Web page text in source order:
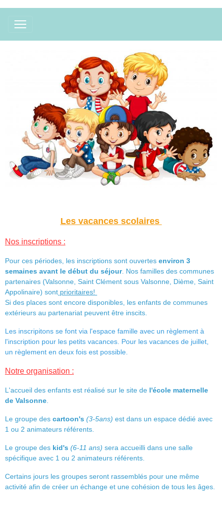
Les vacances scolaires
Nos inscriptions :
Pour ces périodes, les inscriptions sont ouvertes environ 3
semaines avant le début du séjour. Nos familles des communes
partenaires (Valsonne, Saint Clément sous Valsonne, Dième, Saint
Appolinaire) sont prioritaires!
Si des places sont encore disponibles, les enfants de communes
extérieurs au partenariat peuvent être inscits.
Les inscripitons se font via l'espace famille avec un règlement à
l'inscription pour les petits vacances. Pour les vacances de juillet,
un règlement en deux fois est possible.
Notre organisation :
L'accueil des enfants est réalisé sur le site de l'école maternelle
de Valsonne.
Le groupe des cartoon's (3-5ans) est dans un espace dédié avec
1 ou 2 animateurs référents.
Le groupe des kid's (6-11 ans) sera accueilli dans une salle
spécifique avec 1 ou 2 animateurs référents.
Certains jours les groupes seront rassemblés pour une même
activité afin de créer un échange et une cohésion de tous les âges.